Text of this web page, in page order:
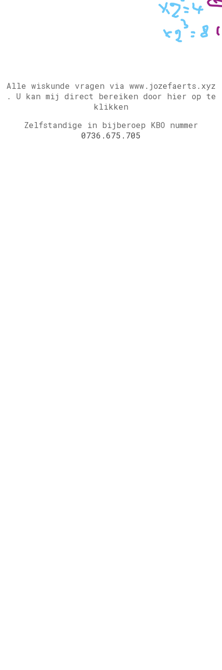
Alle wiskunde vragen via www.jozefaerts.xyz
. U kan mij direct bereiken door hier op te
klikken
Zelfstandige in bijberoep KBO nummer
0736.675.705